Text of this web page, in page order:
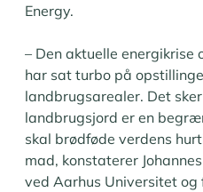
Energy.
– Den aktuelle energikrise
har sat turbo på
landbrugsarealer. Det
landbrugsjord er en
skal brødføde verdens
mad, konstaterer
ved Aarhus Universitet